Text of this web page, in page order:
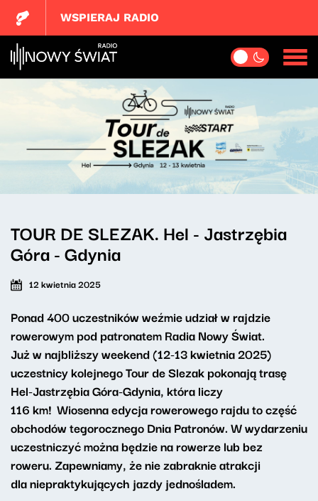
WSPIERAJ RADIO
TOUR DE SLEZAK. Hel - Jastrzębia
Góra - Gdynia
12 kwietnia 2025
Ponad 400 uczestników weźmie udział w rajdzie
rowerowym pod patronatem Radia Nowy Świat.
Już w najbliższy weekend (12-13 kwietnia 2025)
uczestnicy kolejnego Tour de Slezak pokonają trasę
Hel-Jastrzębia Góra-Gdynia, która liczy
116 km! Wiosenna edycja rowerowego rajdu to część
obchodów tegorocznego Dnia Patronów. W wydarzeniu
uczestniczyć można będzie na rowerze lub bez
roweru. Zapewniamy, że nie zabraknie atrakcji
dla niepraktykujących jazdy jednośladem.